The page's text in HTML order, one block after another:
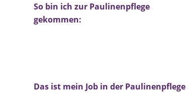
So bin ich zur Paulinenpflege
gekommen:
Das ist mein Job in der Paulinenpflege